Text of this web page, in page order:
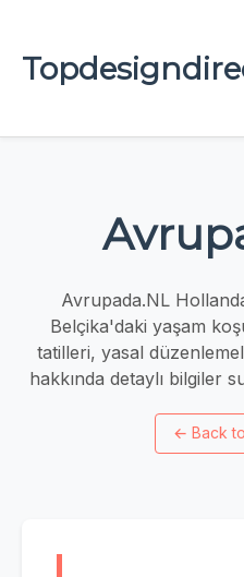
Avrupada.NL
Belçika'daki yaşam
tatilleri, yasal
hakkında detaylı bilgiler
← Back